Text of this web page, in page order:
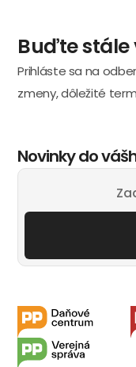
Buďte stále
Prihláste sa na
zmeny, dôležité
Novinky do